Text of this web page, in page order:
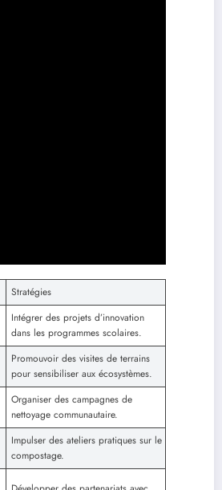
Stratégies
Intégrer des projets d’innovation
dans les programmes scolaires.
Promouvoir des visites de terrains
pour sensibiliser aux écosystèmes.
Organiser des campagnes de
nettoyage communautaire.
Impulser des ateliers pratiques sur le
compostage.